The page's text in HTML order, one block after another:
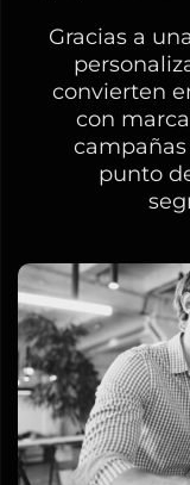
Gracias a
convierten
con
punto